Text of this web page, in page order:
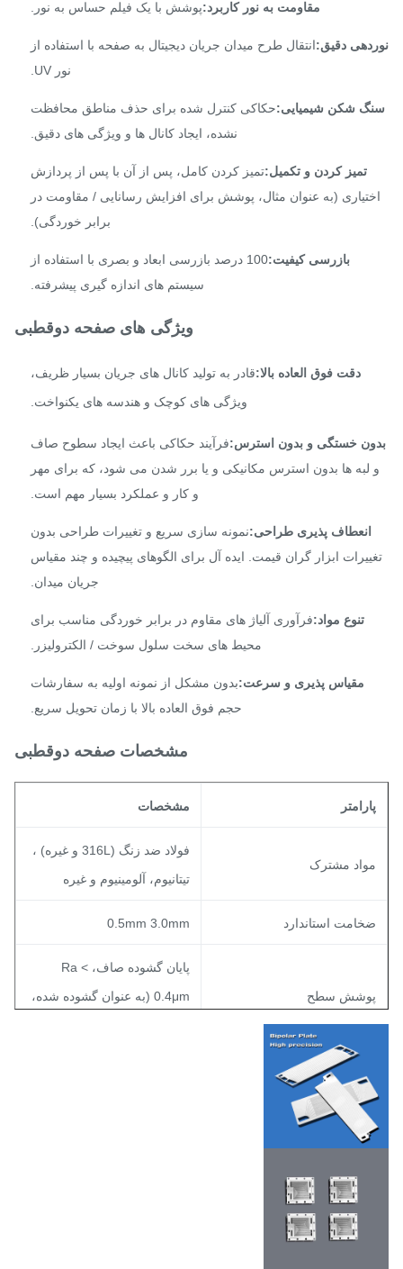
مقاومت به نور کاربرد:پوشش با یک فیلم حساس به نور.
دقیق:انتقال طرح میدان جریان دیجیتال به صفحه با استفاده از
شکن شیمیایی:حکاکی کنترل شده برای حذف مناطق محافظت
نشده، ایجاد کانال ها و ویژگی های دقیق.
تمیز کردن و تکمیل:تمیز کردن کامل، پس از آن با پس از پردازش
(به عنوان مثال، پوشش برای افزایش رسانایی / مقاومت در
برابر خوردگی).
بازرسی کیفیت:
100 درصد بازرسی ابعاد و بصری با استفاده از
سیستم های اندازه گیری پیشرفته.
ویژگی های صفحه دوقطبی
دقت فوق العاده بالا:قادر به تولید کانال های جریان بسیار ظریف،
ویژگی های کوچک و هندسه های یکنواخت.
خستگی و بدون استرس:فرآیند حکاکی باعث ایجاد سطوح صاف
لبه ها بدون استرس مکانیکی و یا برر شدن می شود، که برای مهر
و کار و عملکرد بسیار مهم است.
انعطاف پذیری طراحی: نمونه سازی سریع و تغییرات طراحی بدون
ابزار گران قیمت. ایده آل برای الگوهای پیچیده و چند مقیاس
جریان میدان.
تنوع مواد: فرآوری آلیاژ های مقاوم در برابر خوردگی مناسب برای
محیط های سخت سلول سوخت / الکترولیزر.
مقیاس پذیری و سرعت:بدون مشکل از نمونه اولیه به سفارشات
حجم فوق العاده بالا با زمان تحویل سریع.
مشخصات صفحه دوقطبی
مشخصات
مشترک
فولاد ضد زنگ (316L و غیره) ،
تیتانیوم، آلومینیوم و غیره
استاندارد 0.5mm 3.0mm
سطح
پایان گشوده صاف، Ra <
0.4μm (به عنوان گشوده شده،
پیشبرد استاندارد